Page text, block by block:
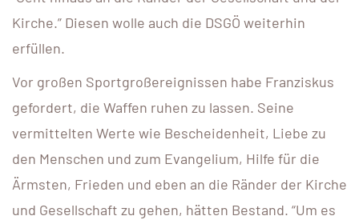
Kirche.” Diesen wolle auch die DSGÖ weiterhin
erfüllen.
Vor großen Sportgroßereignissen habe Franziskus
gefordert, die Waffen ruhen zu lassen. Seine
vermittelten Werte wie Bescheidenheit, Liebe zu
den Menschen und zum Evangelium, Hilfe für die
Ärmsten, Frieden und eben an die Ränder der Kirche
und Gesellschaft zu gehen, hätten Bestand. “Um es